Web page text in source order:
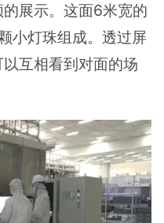
展示。这面6米宽的
小灯珠组成。透过屏
互相看到对面的场